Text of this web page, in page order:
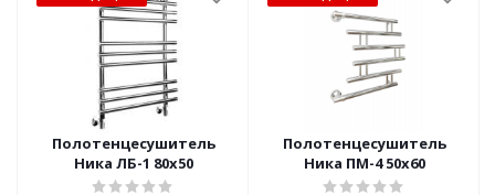
Полотенцесушитель
Ника ЛБ-1 80х50
Полотенцесушитель
Ника ПМ-4 50х60